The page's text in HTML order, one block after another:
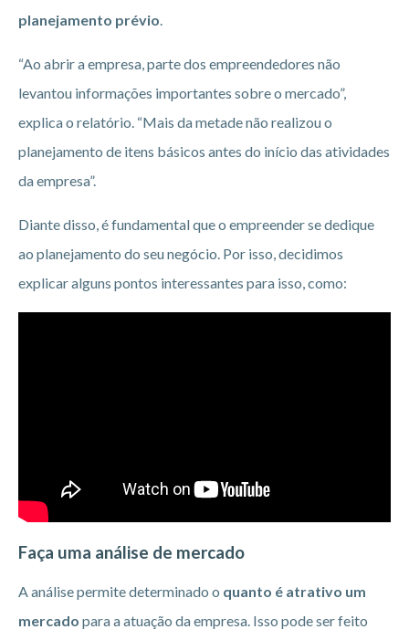
planejamento prévio.
“Ao abrir a empresa, parte dos empreendedores não
levantou informações importantes sobre o mercado”,
explica o relatório. “Mais da metade não realizou o
planejamento de itens básicos antes do início das atividades
da empresa”.
Diante disso, é fundamental que o empreender se dedique
ao planejamento do seu negócio. Por isso, decidimos
explicar alguns pontos interessantes para isso, como:
Faça uma análise de mercado
A análise permite determinado o quanto é atrativo um
mercado para a atuação da empresa. Isso pode ser feito